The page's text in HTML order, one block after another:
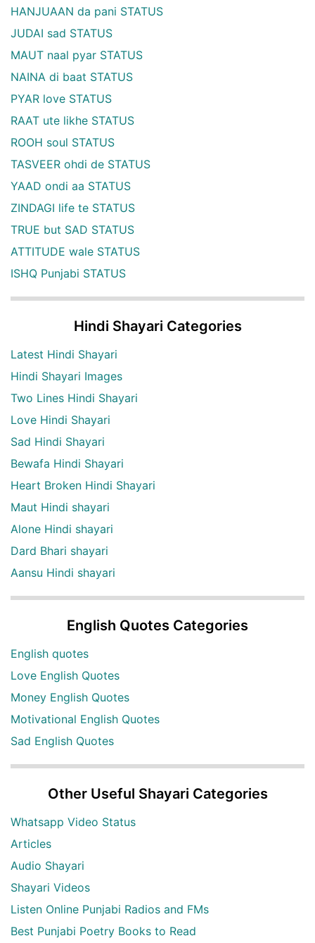
HANJUAAN da pani STATUS
JUDAI sad STATUS
MAUT naal pyar STATUS
NAINA di baat STATUS
PYAR love STATUS
RAAT ute likhe STATUS
ROOH soul STATUS
TASVEER ohdi de STATUS
YAAD ondi aa STATUS
ZINDAGI life te STATUS
TRUE but SAD STATUS
ATTITUDE wale STATUS
ISHQ Punjabi STATUS
Hindi Shayari Categories
Latest Hindi Shayari
Hindi Shayari Images
Two Lines Hindi Shayari
Love Hindi Shayari
Sad Hindi Shayari
Bewafa Hindi Shayari
Heart Broken Hindi Shayari
Maut Hindi shayari
Alone Hindi shayari
Dard Bhari shayari
Aansu Hindi shayari
English Quotes Categories
English quotes
Love English Quotes
Money English Quotes
Motivational English Quotes
Sad English Quotes
Other Useful Shayari Categories
Whatsapp Video Status
Articles
Audio Shayari
Shayari Videos
Listen Online Punjabi Radios and FMs
Best Punjabi Poetry Books to Read